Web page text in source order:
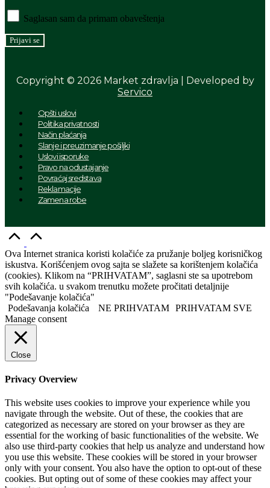
Saglasan sam da primam obaveštenja
Copyright © 2026 Market zdravlja | Developed by
Servico
Menu
Opšti uslovi
Politika privatnosti
Način plaćanja
Slanje i preuzimanje pošiljki
Uslovi isporuke
Pravo na odustajanje
Povraćaj sredstava
Reklamacije
Zamena robe
vrh
Ova Internet stranica koristi kolačiće za pružanje boljeg korisničkog
iskustva. Korišćenjem ovog sajta se slažete sa korištenjem kolačića
(cookies). Klikom na “PRIHVATAM”, saglasni ste sa upotrebom
svih kolačića. u svakom trenutku možete pročitati detaljnije
"Podešavanje kolačića"
Podešavanja kolačića
NE PRIHVATAM PRIHVATAM SVE
Manage consent
Close
Privacy Overview
This website uses cookies to improve your experience while you
navigate through the website. Out of these, the cookies that are
categorized as necessary are stored on your browser as they are
essential for the working of basic functionalities of the website. We
also use third-party cookies that help us analyze and understand how
you use this website. These cookies will be stored in your browser
only with your consent. You also have the option to opt-out of these
cookies. But opting out of some of these cookies may affect your